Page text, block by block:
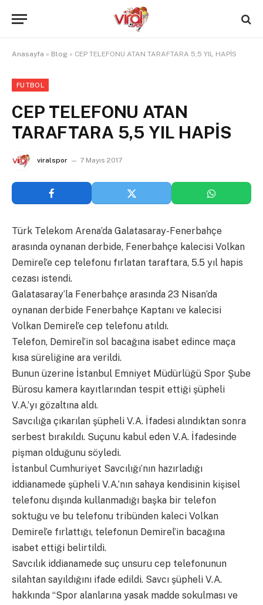
Anasayfa » Blog » CEP TELEFONU ATAN TARAFTARA 5,5 YIL HAPİS
FUTBOL
CEP TELEFONU ATAN
TARAFTARA 5,5 YIL HAPİS
viralspor 7 Mayıs 2017
Türk Telekom Arena’da Galatasaray-Fenerbahçe
arasında oynanan derbide, Fenerbahçe kalecisi Volkan
Demirel’e cep telefonu fırlatan taraftara, 5.5 yıl hapis
cezası istendi.
Galatasaray’la Fenerbahçe arasında 23 Nisan’da
oynanan derbide Fenerbahçe Kaptanı ve kalecisi
Volkan Demirel’e cep telefonu atıldı.
Telefon, Demirel’in sol bacağına isabet edince maça
kısa süreliğine ara verildi.
Bunun üzerine İstanbul Emniyet Müdürlüğü Spor Şube
Bürosu kamera kayıtlarından tespit ettiği şüpheli
V.A.’yı gözaltına aldı.
Savcılığa çıkarılan şüpheli V.A. İfadesi alındıktan sonra
serbest bırakıldı. Suçunu kabul eden V.A. İfadesinde
pişman olduğunu söyledi.
İstanbul Cumhuriyet Savcılığı’nın hazırladığı
iddianamede şüpheli V.A.’nın sahaya kendisinin kişisel
telefonu dışında kullanmadığı başka bir telefon
soktuğu ve bu telefonu tribünden kaleci Volkan
Demirel’e fırlattığı, telefonun Demirel’in bacağına
isabet ettiği belirtildi.
Savcılık iddianamede suç unsuru cep telefonunun
silahtan sayıldığını ifade edildi. Savcı şüpheli V.A.
hakkında “Spor alanlarına yasak madde sokulması ve